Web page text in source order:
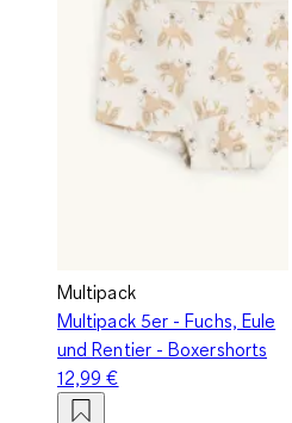
Multipack
Multipack 5er - Fuchs, Eule
und Rentier - Boxershorts
12,99 €